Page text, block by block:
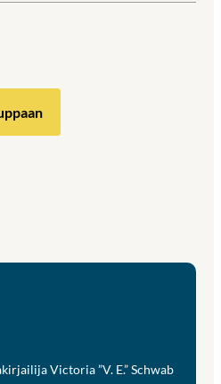
Victoria ”V. E.” Schwab